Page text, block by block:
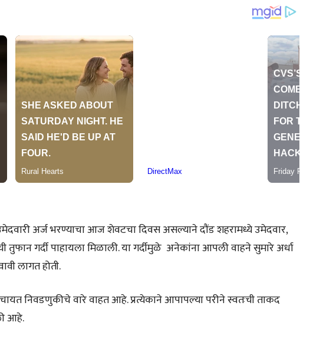
अर्ज भरण्याचा आज शेवटचा दिवस असल्याने दौंड शहरामध्ये उमेदवार,
तुफान गर्दी पाहायला मिळाली. या गर्दीमुळे अनेकांना आपली वाहने सुमारे अर्धा
लागत होती.
निवडणुकीचे वारे वाहत आहे. प्रत्येकाने आपापल्या परीने स्वतःची ताकद
आहे.